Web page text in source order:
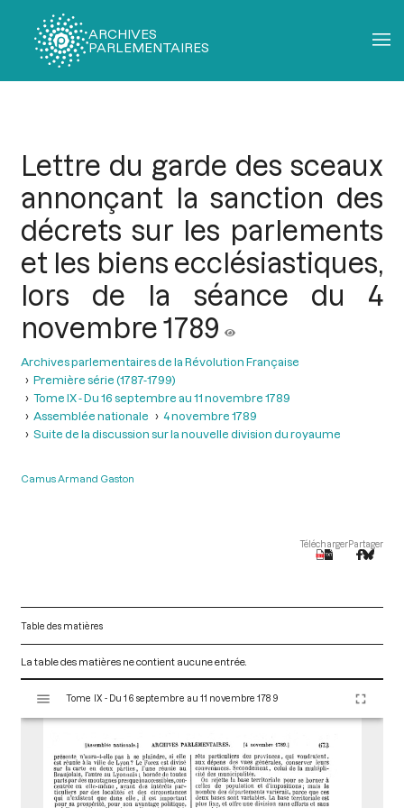
ARCHIVES
PARLEMENTAIRES
Lettre du garde des sceaux
annonçant la sanction des
décrets sur les parlements
et les biens ecclésiastiques,
lors de la séance du 4
novembre 1789
Archives parlementaires de la Révolution Française
Première série (1787-1799)
Tome IX - Du 16 septembre au 11 novembre 1789
Assemblée nationale
4 novembre 1789
Suite de la discussion sur la nouvelle division du royaume
Camus Armand Gaston
TéléchargerPartager
Table des matières
La table des matières ne contient aucune entrée.
s
Tome IX - Du 16 septembre au 11 novembre 1789